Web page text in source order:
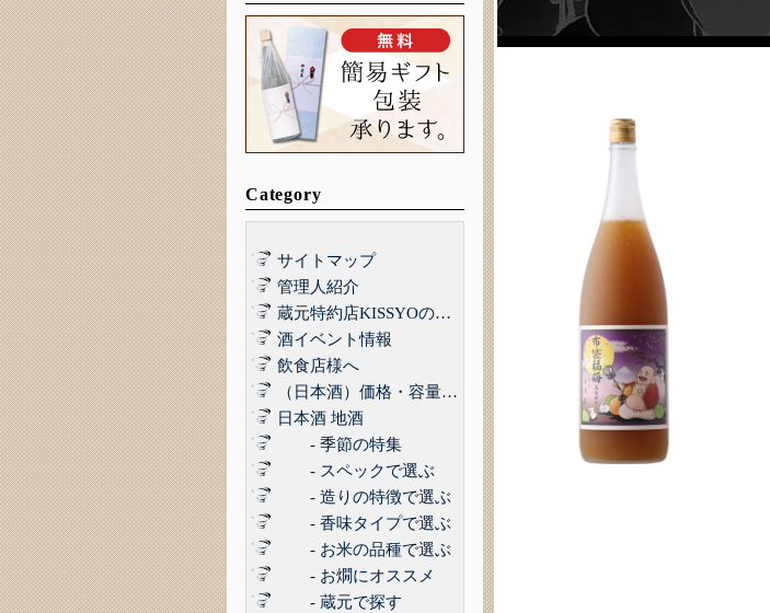
Category
サイトマップ
管理人紹介
蔵元特約店KISSYOの品質管理について｜最高の品質でお届けするために
酒イベント情報
飲食店様へ
（日本酒）価格・容量で選ぶ
日本酒 地酒
- 季節の特集
- スペックで選ぶ
- 造りの特徴で選ぶ
- 香味タイプで選ぶ
- お米の品種で選ぶ
- お燗にオススメ
- 蔵元で探す